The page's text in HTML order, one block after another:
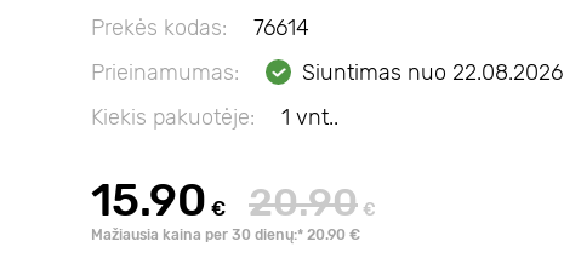
Prekės kodas:
76614
Prieinamumas:
Siuntimas nuo 22.08.2026
Kiekis pakuotėje:
1 vnt..
15.90 € 20.90 €
Mažiausia kaina per 30 dienų:* 20.90 €